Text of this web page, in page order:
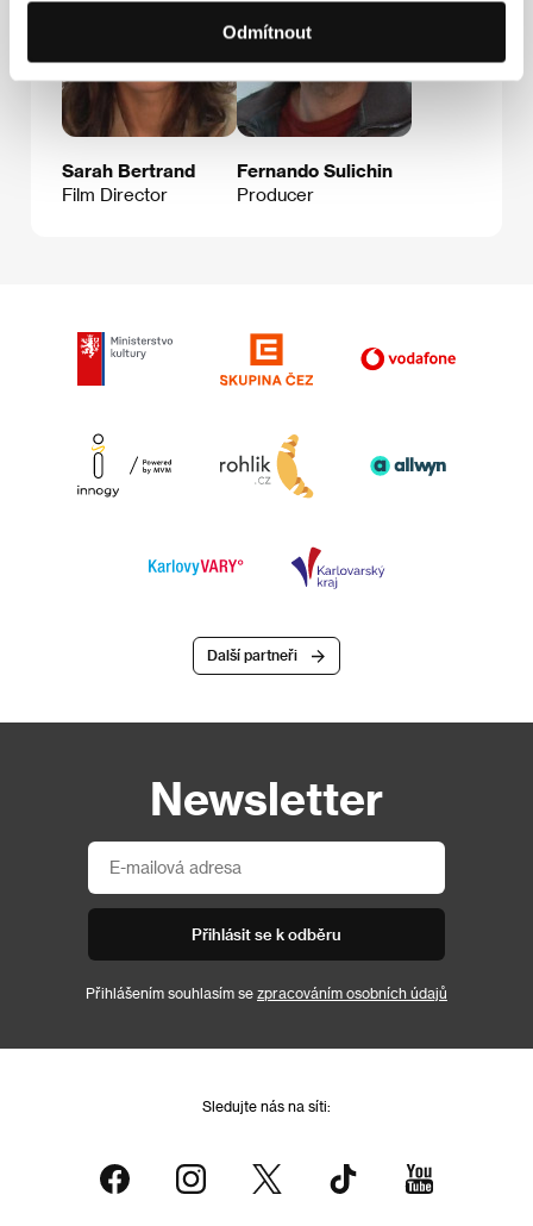
Odmítnout
Sarah Bertrand
Film Director
Fernando Sulichin
Producer
Další partneři
Newsletter
Přihlásit se k odběru
Přihlášením souhlasím se zpracováním osobních údajů
Sledujte nás na síti: